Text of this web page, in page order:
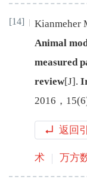
[14] Kianmeher
Animal
measured
review[J] .
2016 ， 15(6
返回
术 万方